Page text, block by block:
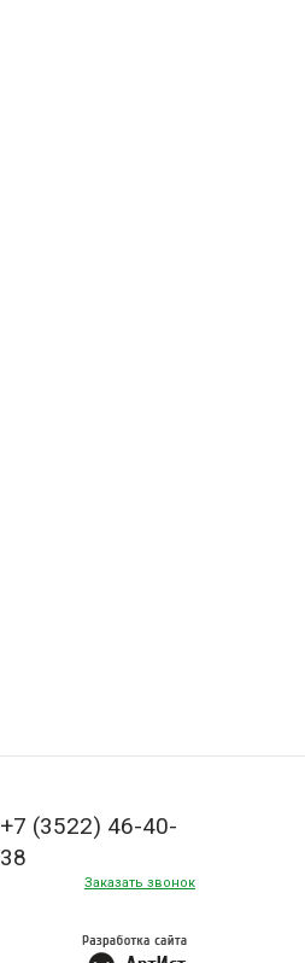
+7 (3522) 46-40-
38
Заказать звонок